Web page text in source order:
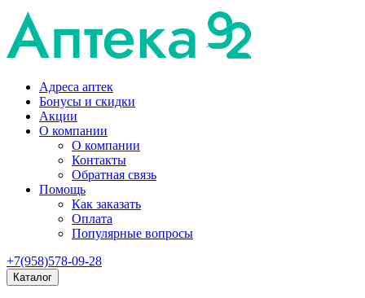
Адреса аптек
Бонусы и скидки
Акции
О компании
О компании
Контакты
Обратная связь
Помощь
Как заказать
Оплата
Популярные вопросы
+7(958)578-09-28
Каталог